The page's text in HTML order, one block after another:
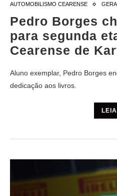
AUTOMOBILISMO CEARENSE
Pedro Borges
para segunda
Cearense de
Aluno exemplar, Pedro Borges
dedicação aos livros.